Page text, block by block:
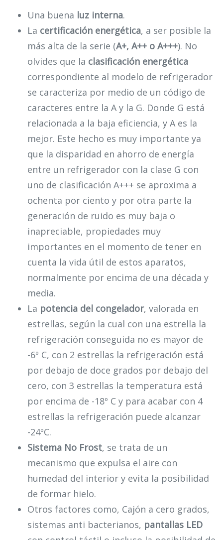
Una buena luz interna.
La certificación energética, a ser posible la
más alta de la serie (A+, A++ o A+++). No
olvides que la clasificación energética
correspondiente al modelo de refrigerador
se caracteriza por medio de un código de
caracteres entre la A y la G. Donde G está
relacionada a la baja eficiencia, y A es la
mejor. Este hecho es muy importante ya
que la disparidad en ahorro de energía
entre un refrigerador con la clase G con
uno de clasificación A+++ se aproxima a
ochenta por ciento y por otra parte la
generación de ruido es muy baja o
inapreciable, propiedades muy
importantes en el momento de tener en
cuenta la vida útil de estos aparatos,
normalmente por encima de una década y
media.
La potencia del congelador, valorada en
estrellas, según la cual con una estrella la
refrigeración conseguida no es mayor de
-6º C, con 2 estrellas la refrigeración está
por debajo de doce grados por debajo del
cero, con 3 estrellas la temperatura está
por encima de -18º C y para acabar con 4
estrellas la refrigeración puede alcanzar
-24ºC.
Sistema No Frost, se trata de un
mecanismo que expulsa el aire con
humedad del interior y evita la posibilidad
de formar hielo.
Otros factores como, Cajón a cero grados,
sistemas anti bacterianos, pantallas LED